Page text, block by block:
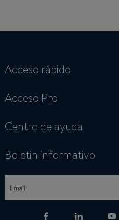
Acceso rápido
Acceso Pro
Centro de ayuda
Boletin informativo